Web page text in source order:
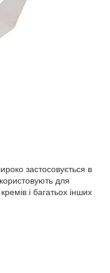
застосовується в
для
і багатьох інших